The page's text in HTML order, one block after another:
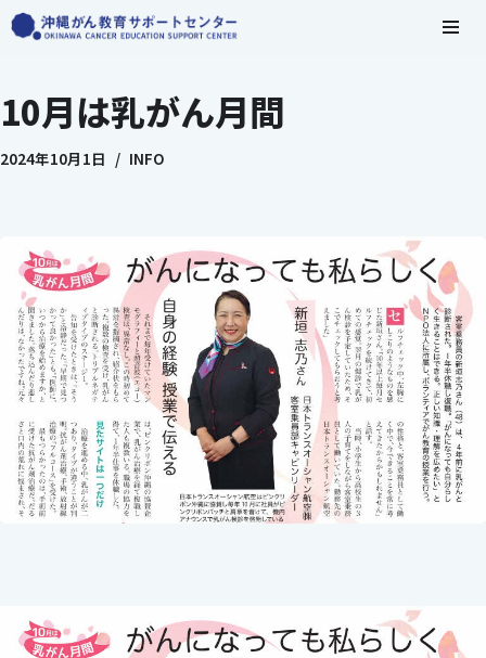
テ
ツ
ッ
プ
10月は乳がん月間
2024年10月1日 INFO